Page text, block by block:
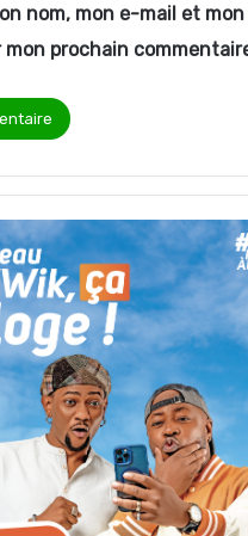
nom, mon e-mail et
prochain